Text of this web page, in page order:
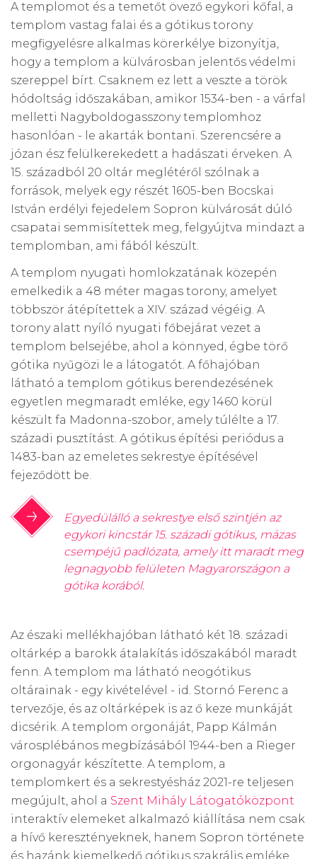
A templomot és a temetőt övező egykori kőfal, a
templom vastag falai és a gótikus torony
megfigyelésre alkalmas körerkélye bizonyítja,
hogy a templom a külvárosban jelentős védelmi
szereppel bírt. Csaknem ez lett a veszte a török
hódoltság időszakában, amikor 1534-ben - a várfal
melletti Nagyboldogasszony templomhoz
hasonlóan - le akarták bontani. Szerencsére a
józan ész felülkerekedett a hadászati érveken. A
15. századból 20 oltár meglétéről szólnak a
források, melyek egy részét 1605-ben Bocskai
István erdélyi fejedelem Sopron külvárosát dúló
csapatai semmisítettek meg, felgyújtva mindazt a
templomban, ami fából készült.
A templom nyugati homlokzatának közepén
emelkedik a 48 méter magas torony, amelyet
többször átépítettek a XIV. század végéig. A
torony alatt nyíló nyugati főbejárat vezet a
templom belsejébe, ahol a könnyed, égbe törő
gótika nyűgözi le a látogatót. A főhajóban
látható a templom gótikus berendezésének
egyetlen megmaradt emléke, egy 1460 körül
készült fa Madonna-szobor, amely túlélte a 17.
századi pusztítást. A gótikus építési periódus a
1483-ban az emeletes sekrestye építésével
fejeződött be.
Egyedülálló a sekrestye első szintjén az
egykori kincstár 15. századi gótikus, mázas
csempéjű padlózata, amely itt maradt meg
legnagyobb felületen Magyarországon a
gótika korából.
Az északi mellékhajóban látható két 18. századi
oltárkép a barokk átalakítás időszakából maradt
fenn. A templom ma látható neogótikus
oltárainak - egy kivételével - id. Stornó Ferenc a
tervezője, és az oltárképek is az ő keze munkáját
dicsérik. A templom orgonáját, Papp Kálmán
városplébános megbízásából 1944-ben a Rieger
orgonagyár készítette. A templom, a
templomkert és a sekrestyésház 2021-re teljesen
megújult, ahol a Szent Mihály Látogatóközpont
interaktív elemeket alkalmazó kiállítása nem csak
a hívő keresztényeknek, hanem Sopron története
és hazánk kiemelkedő gótikus szakrális emléke